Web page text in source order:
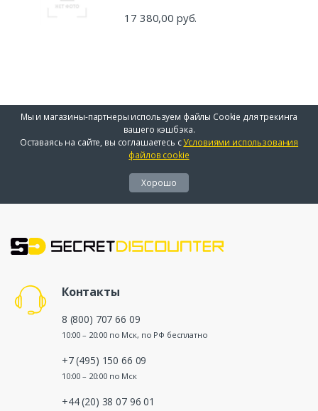
17 380,00 руб.
Мы и магазины-партнеры используем файлы Cookie для трекинга
вашего кэшбэка.
Оставаясь на сайте, вы соглашаетесь сУсловиями использования
файлов cookie
Хорошо
Контакты
8 (800) 707 66 09
10:00 – 20:00 по Мск, по РФ бесплатно
+7 (495) 150 66 09
10:00 – 20:00 по Мск
+44 (20) 38 07 96 01